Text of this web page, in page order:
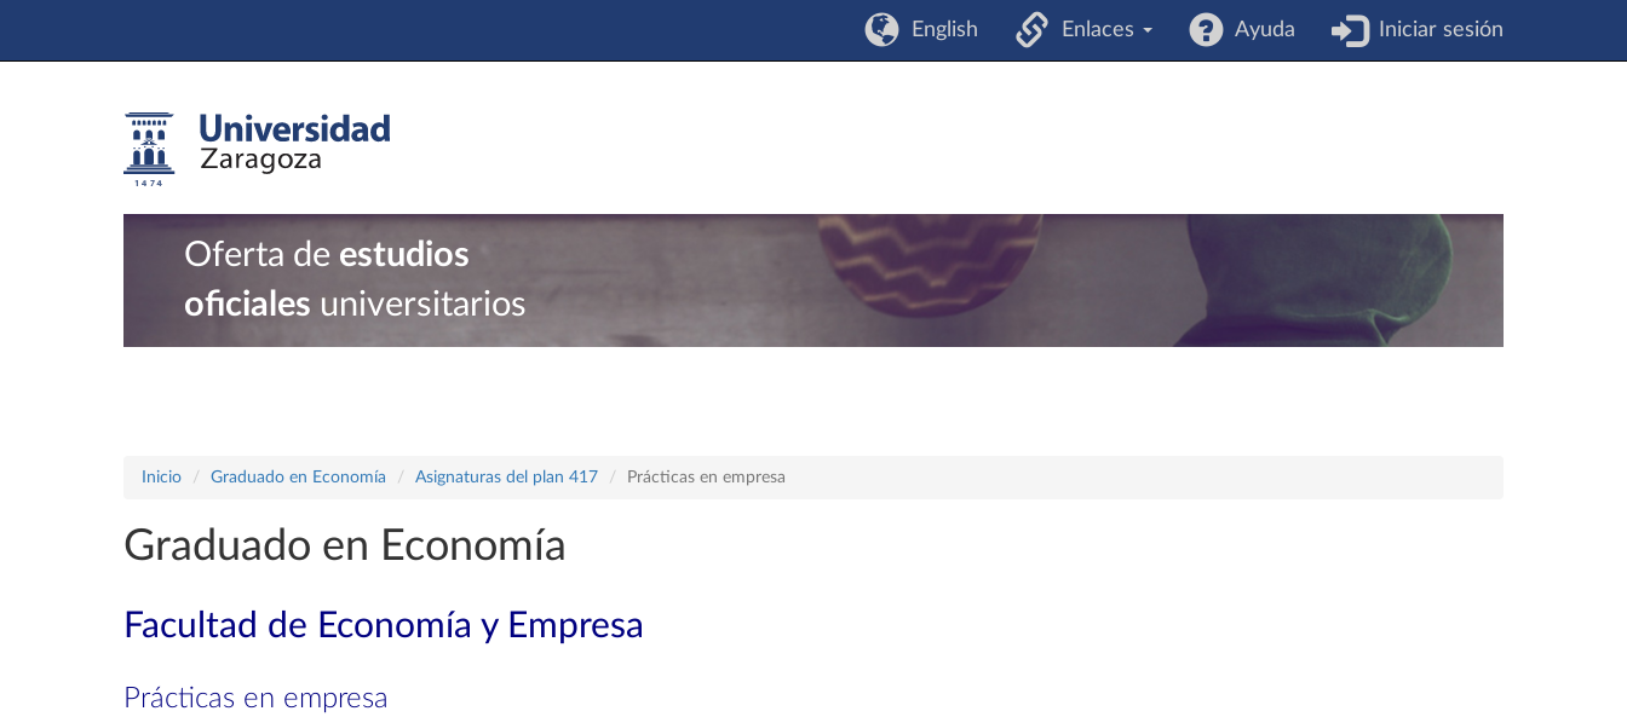
English Enlaces Ayuda Iniciar sesión
Oferta de estudios
oficiales universitarios
Inicio Graduado en Economía Asignaturas del plan 417 Prácticas en empresa
Graduado en Economía
Facultad de Economía y Empresa
Prácticas en empresa